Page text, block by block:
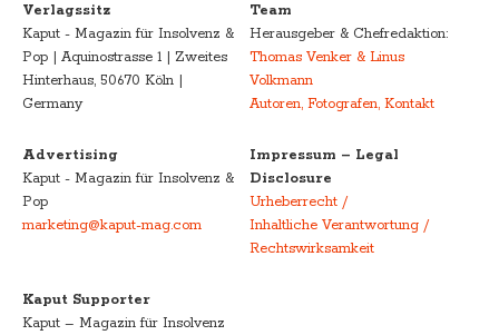
Verlagssitz
Kaput - Magazin für Insolvenz &
Pop | Aquinostrasse 1 | Zweites
Hinterhaus, 50670 Köln |
Germany
Team
Herausgeber & Chefredaktion:
Thomas Venker & Linus
Volkmann
Autoren, Fotografen, Kontakt
Advertising
Kaput - Magazin für Insolvenz &
Pop
marketing@kaput-mag.com
Impressum – Legal
Disclosure
Urheberrecht /
Inhaltliche Verantwortung /
Rechtswirksamkeit
Kaput Supporter
Kaput – Magazin für Insolvenz